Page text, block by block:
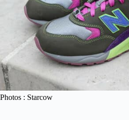
Photos : Starcow